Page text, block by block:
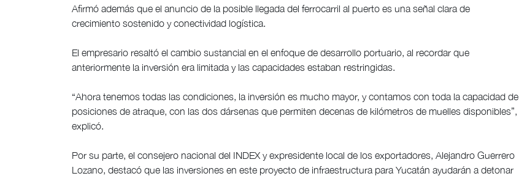
Afirmó además que el anuncio de la posible llegada del ferrocarril al puerto es una señal clara de
crecimiento sostenido y conectividad logística.
El empresario resaltó el cambio sustancial en el enfoque de desarrollo portuario, al recordar que
anteriormente la inversión era limitada y las capacidades estaban restringidas.
“Ahora tenemos todas las condiciones, la inversión es mucho mayor, y contamos con toda la capacidad de
posiciones de atraque, con las dos dársenas que permiten decenas de kilómetros de muelles disponibles”,
explicó.
Por su parte, el consejero nacional del INDEX y expresidente local de los exportadores, Alejandro Guerrero
Lozano, destacó que las inversiones en este proyecto de infraestructura para Yucatán ayudarán a detonar